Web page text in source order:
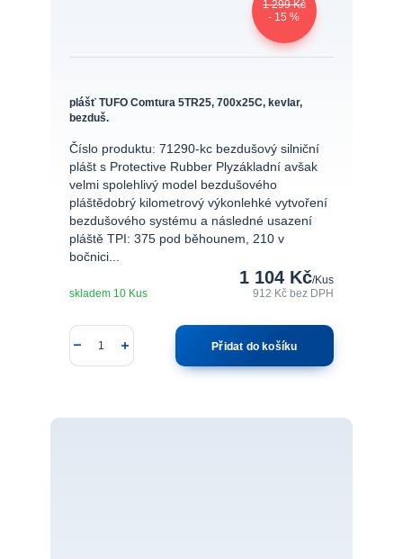
1 299 Kč
- 15 %
plášť TUFO Comtura 5TR25, 700x25C, kevlar,
bezduš.
Číslo produktu: 71290-kc bezdušový silniční
plášt s Protective Rubber Plyzákladní avšak
velmi spolehlivý model bezdušového
pláštědobrý kilometrový výkonlehké vytvoření
bezdušového systému a následné usazení
pláště TPI: 375 pod běhounem, 210 v
bočnici...
1 104 Kč/Kus
912 Kčbez DPH
skladem 10 Kus
Přidat do košíku